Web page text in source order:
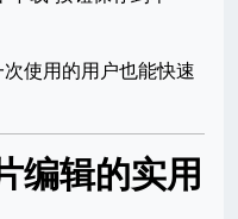
使用的用户也能快速
编辑的实用